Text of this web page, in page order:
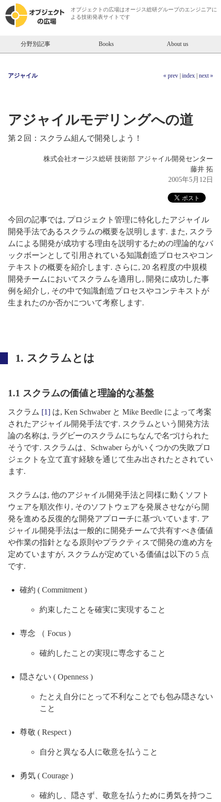
オブジェクトの広場はオージス総研グループのエンジニアに
よる技術発表サイトです
分野別記事 Books About us
« prev index next »
アジャイル
アジャイルモデリングへの道
第２回：スクラム組んで開発しよう！
株式会社オージス総研 技術部 アジャイル開発センター
藤井 拓
2005年5月12日
今回の記事では, プロジェクト管理に特化したアジャイル
開発手法であるスクラムの概要を説明します. また, スクラ
ムによる開発が成功する理由を説明するための理論的なバ
ックボーンとして引用されている知識創造プロセスやコン
テキストの概要を紹介します. さらに, 20 名程度の中規模
開発チームにおいてスクラムを適用し, 開発に成功した事
例を紹介し, その中で知識創造プロセスやコンテキストが
生まれたのか否かについて考察します.
1. スクラムとは
1.1 スクラムの価値と理論的な基盤
スクラム [1] は, Ken Schwaber と Mike Beedle によって考案
されたアジャイル開発手法です. スクラムという開発方法
論の名称は, ラグビーのスクラムにちなんで名づけられた
そうです. スクラムは、Schwaber らがいくつかの失敗プロ
ジェクトを立て直す経験を通じて生み出されたとされてい
ます.
スクラムは, 他のアジャイル開発手法と同様に動くソフト
ウェアを順次作り, そのソフトウェアを発展させながら開
発を進める反復的な開発アプローチに基づいています. ア
ジャイル開発手法は一般的に開発チームで共有すべき価値
や作業の指針となる原則やプラクティスで開発の進め方を
定めていますが, スクラムが定めている価値は以下の 5 点
です.
確約 ( Commitment )
約束したことを確実に実現すること
専念 （ Focus )
確約したことの実現に専念すること
隠さない ( Openness )
たとえ自分にとって不利なことでも包み隠さない
こと
尊敬 ( Respect )
自分と異なる人に敬意を払うこと
勇気 ( Courage )
確約し、隠さず、敬意を払うために勇気を持つこ